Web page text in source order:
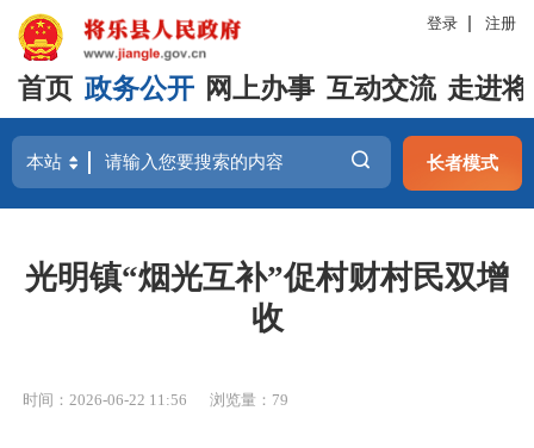
登录 注册
首页 政务公开 网上办事 互动交流 走进
长者模式
光明镇“烟光互补”促村财村民双增
收
时间：2026-06-22 11:56 浏览量：79